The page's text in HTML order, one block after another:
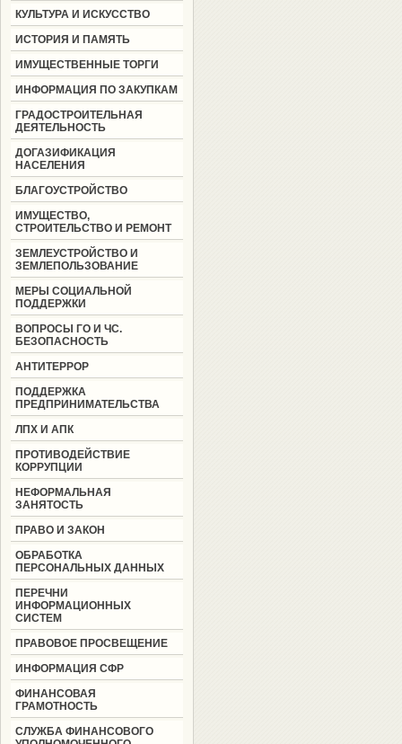
КУЛЬТУРА И ИСКУССТВО
ИСТОРИЯ И ПАМЯТЬ
ИМУЩЕСТВЕННЫЕ ТОРГИ
ИНФОРМАЦИЯ ПО ЗАКУПКАМ
ГРАДОСТРОИТЕЛЬНАЯ
ДЕЯТЕЛЬНОСТЬ
ДОГАЗИФИКАЦИЯ
НАСЕЛЕНИЯ
БЛАГОУСТРОЙСТВО
ИМУЩЕСТВО,
СТРОИТЕЛЬСТВО И РЕМОНТ
ЗЕМЛЕУСТРОЙСТВО И
ЗЕМЛЕПОЛЬЗОВАНИЕ
МЕРЫ СОЦИАЛЬНОЙ
ПОДДЕРЖКИ
ВОПРОСЫ ГО И ЧС.
БЕЗОПАСНОСТЬ
АНТИТЕРРОР
ПОДДЕРЖКА
ПРЕДПРИНИМАТЕЛЬСТВА
ЛПХ И АПК
ПРОТИВОДЕЙСТВИЕ
КОРРУПЦИИ
НЕФОРМАЛЬНАЯ
ЗАНЯТОСТЬ
ПРАВО И ЗАКОН
ОБРАБОТКА
ПЕРСОНАЛЬНЫХ ДАННЫХ
ПЕРЕЧНИ
ИНФОРМАЦИОННЫХ
СИСТЕМ
ПРАВОВОЕ ПРОСВЕЩЕНИЕ
ИНФОРМАЦИЯ СФР
ФИНАНСОВАЯ
ГРАМОТНОСТЬ
СЛУЖБА ФИНАНСОВОГО